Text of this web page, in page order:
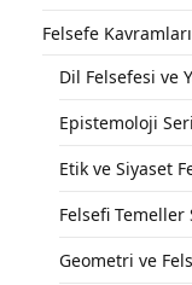
Felsefe Kavramları
Dil Felsefesi ve
Epistemoloji
Etik ve Siyaset
Felsefi Temeller
Geometri ve